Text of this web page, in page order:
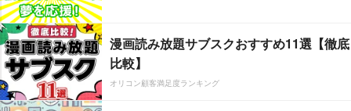
漫画読み放題サブスクおすすめ11選【徹底
比較】
オリコン顧客満足度ランキング